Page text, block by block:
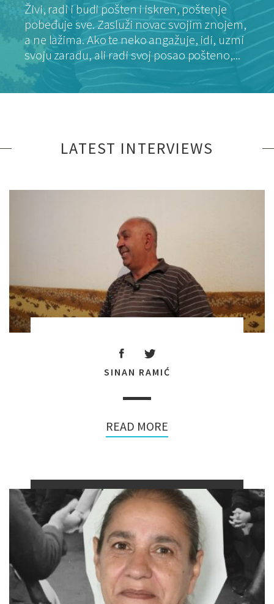
Živi, radi i budi pošten i iskren, poštenje
pobeđuje sve. Zasluži novac svojim znojem,
a ne lažima. Ako te neko angažuje, idi, uzmi
svoju zaradu, ali radi svoj posao pošteno,...
LATEST INTERVIEWS
SINAN RAMIĆ
READ MORE